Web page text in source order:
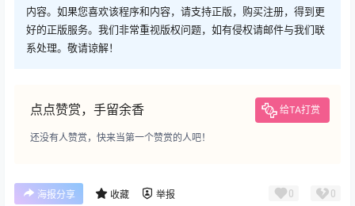
内容。如果您喜欢该程序和内容，请支持正版，购买注册，得到更
好的正版服务。我们非常重视版权问题，如有侵权请邮件与我们联
系处理。敬请谅解！
点点赞赏，手留余香 给TA打赏
还没有人赞赏，快来当第一个赞赏的人吧！
海报分享 收藏 举报 0 0